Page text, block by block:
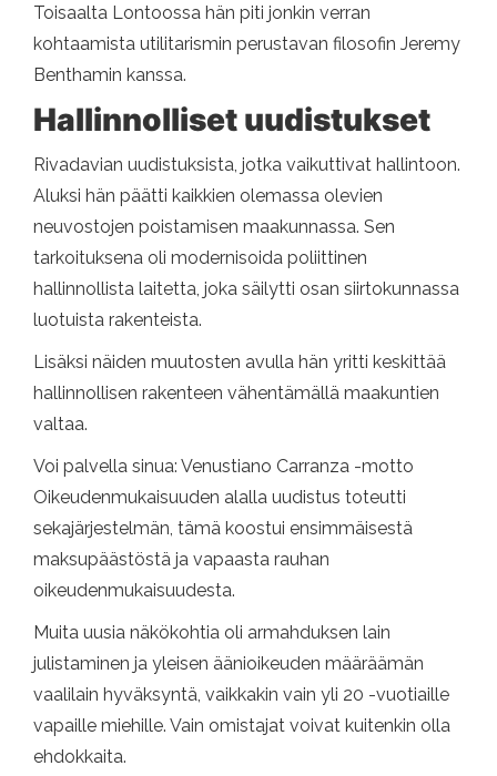
Toisaalta Lontoossa hän piti jonkin verran
kohtaamista utilitarismin perustavan filosofin Jeremy
Benthamin kanssa.
Hallinnolliset uudistukset
Rivadavian uudistuksista, jotka vaikuttivat hallintoon.
Aluksi hän päätti kaikkien olemassa olevien
neuvostojen poistamisen maakunnassa. Sen
tarkoituksena oli modernisoida poliittinen
hallinnollista laitetta, joka säilytti osan siirtokunnassa
luotuista rakenteista.
Lisäksi näiden muutosten avulla hän yritti keskittää
hallinnollisen rakenteen vähentämällä maakuntien
valtaa.
Voi palvella sinua: Venustiano Carranza -motto
Oikeudenmukaisuuden alalla uudistus toteutti
sekajärjestelmän, tämä koostui ensimmäisestä
maksupäästöstä ja vapaasta rauhan
oikeudenmukaisuudesta.
Muita uusia näkökohtia oli armahduksen lain
julistaminen ja yleisen äänioikeuden määräämän
vaalilain hyväksyntä, vaikkakin vain yli 20 -vuotiaille
vapaille miehille. Vain omistajat voivat kuitenkin olla
ehdokkaita.